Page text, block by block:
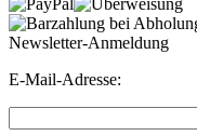
Newsletter-Anmeldung
E-Mail-Adresse: